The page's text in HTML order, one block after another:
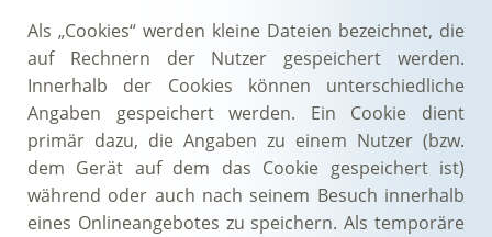
Als „Cookies“ werden kleine Dateien bezeichnet, die
auf Rechnern der Nutzer gespeichert werden.
Innerhalb der Cookies können unterschiedliche
Angaben gespeichert werden. Ein Cookie dient
primär dazu, die Angaben zu einem Nutzer (bzw.
dem Gerät auf dem das Cookie gespeichert ist)
während oder auch nach seinem Besuch innerhalb
eines Onlineangebotes zu speichern. Als temporäre